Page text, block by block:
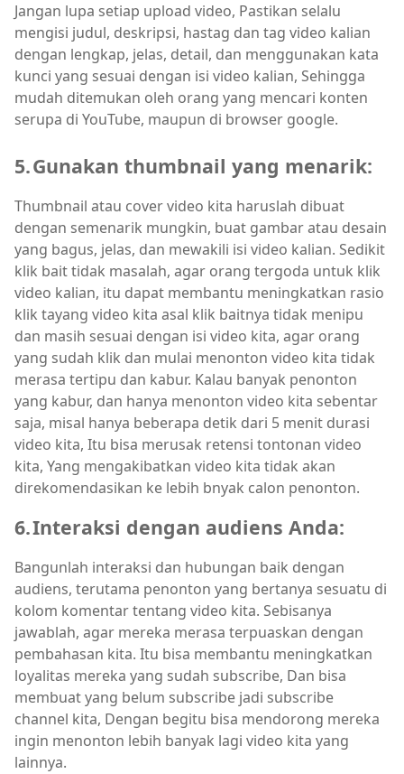
Jangan lupa setiap upload video, Pastikan selalu
mengisi judul, deskripsi, hastag dan tag video kalian
dengan lengkap, jelas, detail, dan menggunakan kata
kunci yang sesuai dengan isi video kalian, Sehingga
mudah ditemukan oleh orang yang mencari konten
serupa di YouTube, maupun di browser google.
5.Gunakan thumbnail yang menarik:
Thumbnail atau cover video kita haruslah dibuat
dengan semenarik mungkin, buat gambar atau desain
yang bagus, jelas, dan mewakili isi video kalian. Sedikit
klik bait tidak masalah, agar orang tergoda untuk klik
video kalian, itu dapat membantu meningkatkan rasio
klik tayang video kita asal klik baitnya tidak menipu
dan masih sesuai dengan isi video kita, agar orang
yang sudah klik dan mulai menonton video kita tidak
merasa tertipu dan kabur. Kalau banyak penonton
yang kabur, dan hanya menonton video kita sebentar
saja, misal hanya beberapa detik dari 5 menit durasi
video kita, Itu bisa merusak retensi tontonan video
kita, Yang mengakibatkan video kita tidak akan
direkomendasikan ke lebih bnyak calon penonton.
6.Interaksi dengan audiens Anda:
Bangunlah interaksi dan hubungan baik dengan
audiens, terutama penonton yang bertanya sesuatu di
kolom komentar tentang video kita. Sebisanya
jawablah, agar mereka merasa terpuaskan dengan
pembahasan kita. Itu bisa membantu meningkatkan
loyalitas mereka yang sudah subscribe, Dan bisa
membuat yang belum subscribe jadi subscribe
channel kita, Dengan begitu bisa mendorong mereka
ingin menonton lebih banyak lagi video kita yang
lainnya.